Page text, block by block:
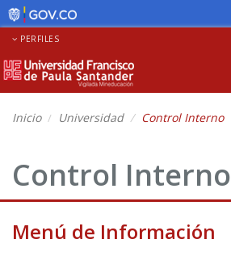
PERFILES
Inicio Universidad Control Interno
Control Interno
Menú de Información